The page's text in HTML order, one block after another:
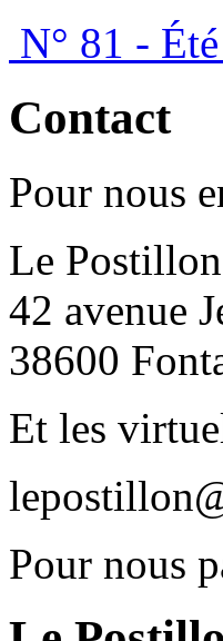
N° 81 -
Contact
Pour nous
Le Postillon
42 avenue
38600
Et les
Pour nous